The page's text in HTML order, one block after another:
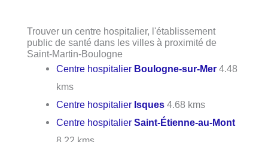
Trouver un centre hospitalier, l'établissement
public de santé dans les villes à proximité de
Saint-Martin-Boulogne
Centre hospitalier Boulogne-sur-Mer 4.48
kms
Centre hospitalier Isques 4.68 kms
Centre hospitalierSaint-Étienne-au-Mont